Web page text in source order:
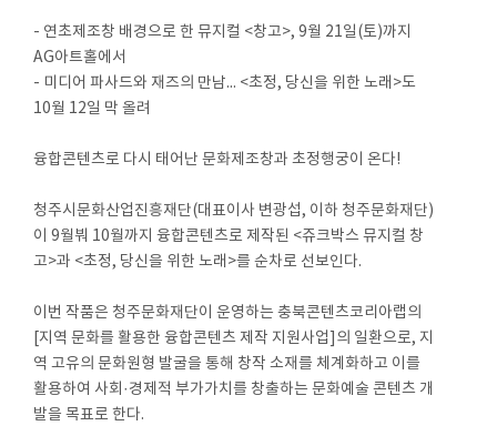
- 연초제조창 배경으로 한 뮤지컬 <창고>, 9월 21일(토)까지
AG아트홀에서
- 미디어 파사드와 재즈의 만남... <초정, 당신을 위한 노래>도
10월 12일 막 올려
융합콘텐츠로 다시 태어난 문화제조창과 초정행궁이 온다!
청주시문화산업진흥재단(대표이사 변광섭, 이하 청주문화재단)
이 9월붜 10월까지 융합콘텐츠로 제작된 <쥬크박스 뮤지컬 창
고>과 <초정, 당신을 위한 노래>를 순차로 선보인다.
이번 작품은 청주문화재단이 운영하는 충북콘텐츠코리아랩의
[지역 문화를 활용한 융합콘텐츠 제작 지원사업]의 일환으로, 지
역 고유의 문화원형 발굴을 통해 창작 소재를 체계화하고 이를
활용하여 사회·경제적 부가가치를 창출하는 문화예술 콘텐츠 개
발을 목표로 한다.